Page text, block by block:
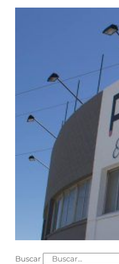
Buscar